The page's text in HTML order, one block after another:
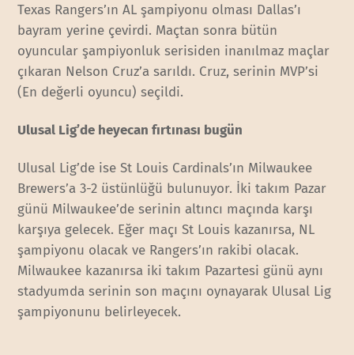
Texas Rangers’ın AL şampiyonu olması Dallas’ı
bayram yerine çevirdi. Maçtan sonra bütün
oyuncular şampiyonluk serisiden inanılmaz maçlar
çıkaran Nelson Cruz’a sarıldı. Cruz, serinin MVP’si
(En değerli oyuncu) seçildi.
Ulusal Lig’de heyecan fırtınası bugün
Ulusal Lig’de ise St Louis Cardinals’ın Milwaukee
Brewers’a 3-2 üstünlüğü bulunuyor. İki takım Pazar
günü Milwaukee’de serinin altıncı maçında karşı
karşıya gelecek. Eğer maçı St Louis kazanırsa, NL
şampiyonu olacak ve Rangers’ın rakibi olacak.
Milwaukee kazanırsa iki takım Pazartesi günü aynı
stadyumda serinin son maçını oynayarak Ulusal Lig
şampiyonunu belirleyecek.